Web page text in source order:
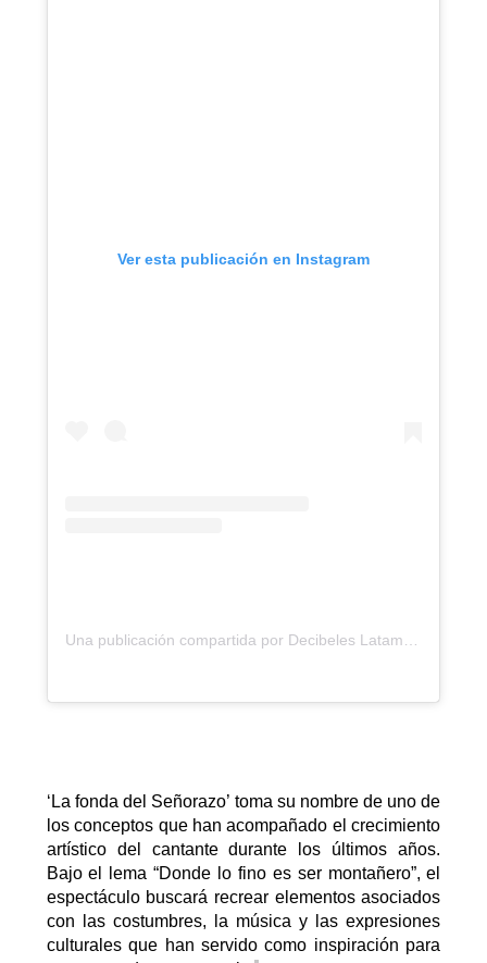
Ver esta publicación en Instagram
‘ La fonda del Señorazo’ toma su nombre de uno de
los conceptos que han acompañado el crecimiento
artístico del cantante durante los últimos años.
Bajo el lema “Donde lo fino es ser montañero”, el
espectáculo buscará recrear elementos asociados
con las costumbres, la música y las expresiones
culturales que han servido como inspiración para